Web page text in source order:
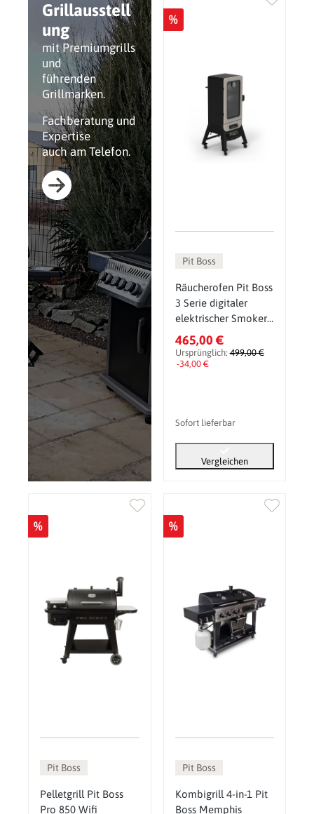
Grillausstell
ung
mit Premiumgrills
und
führenden
Grillmarken.
Fachberatung und
Expertise
auch am Telefon.
%
Pit Boss
Räucherofen Pit Boss
3 Serie digitaler
elektrischer Smoker
PBV3D1
465,00 €
Ursprünglich:499,00 €
-34,00 €
Sofort lieferbar
Vergleichen
%
Pit Boss
Pelletgrill Pit Boss
Pro 850 Wifi
%
Pit Boss
Kombigrill 4-in-1 Pit
Boss Memphis